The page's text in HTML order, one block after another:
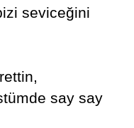
seviceğini
say say